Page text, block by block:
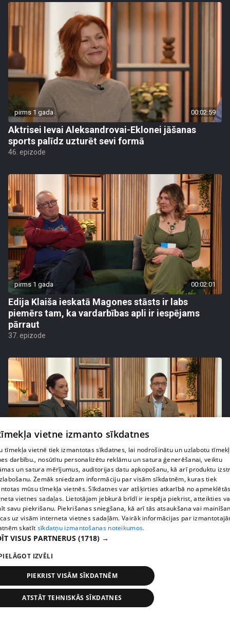
pirms 1 gada 00:02:59
Aktrisei Ievai Aleksandrovai-Eklonei jāšanas
sports palīdz uzturēt sevi formā
46. epizode
pirms 1 gada 00:02:01
Edija Klaiša ieskatā Magones stāsts ir labs
piemērs tam, ka vardarbības apli ir iespējams
pārraut
37. epizode
pirms 1 gada 00:02:21
Skola kā sabiedrības spogulis – Kalvāns aicina
vecākus uzticēties
26. epizode
vietne izmanto sīkdatnes
tīmekļa vietnē tiek izmantotas sīkdatnes, lai nodrošinātu un uzlabotu
darbību., nosūtītu personalizētu reklāmu un satura ģenerēšanai, veiktu
un satura mērījumus, auditorijas datu apkopošanu, kā arī produktu
Zemāk sniedzam informāciju par visām sīkdatnēm, kuras tiek
mūsu tīmekļa vietnēs. Sīkdatnes var atšķirties atkarībā no
vietnes sadaļas. Lietotājam jebkurā brīdī ir iespēja piekrist, atteikties
savu piekrišanu. Piekrišanas sniegšana, kā arī tās atsaukšana vai
uz visām interneta vietnes sadaļām. Vairāk informācijas par
skatīt sīkdatņu izmantošanas noteikumos.
VISUS PARTNERUS (1718) →
IZVĒLI
PIEKRIST VISĀM SĪKDATNĒM
ATSTĀT TEHNISKĀS SĪKDATNES